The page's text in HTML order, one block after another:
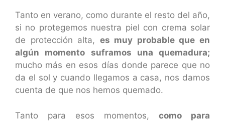
Tanto en verano, como durante el resto del año,
si no protegemos nuestra piel con crema solar
de protección alta, es muy probable que en
algún momento suframos una quemadura;
mucho más en esos días donde parece que no
da el sol y cuando llegamos a casa, nos damos
cuenta de que nos hemos quemado.
Tanto para esos momentos, como para